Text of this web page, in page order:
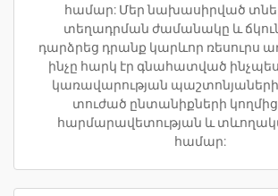
համար: Մեր նախասիրված
տեղադրման ժամանակը և
դարձրեց դրանք կարևոր ռեսուրս
ինչը հարկ էր գնահատված
կառավարության պաշտոնյաների,
տուժած ընտանիքների
հարմարավետության և
համար: